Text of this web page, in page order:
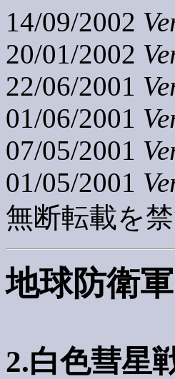
14/09/2002
20/01/2002
22/06/2001
01/06/2001
07/05/2001
01/05/2001
無断転載を
地球防衛軍
2.白色彗星